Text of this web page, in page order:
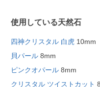
使用している天然石
四神クリスタル 白虎 10mm
貝パール 8mm
ピンクオパール 8mm
クリスタル ツイストカット